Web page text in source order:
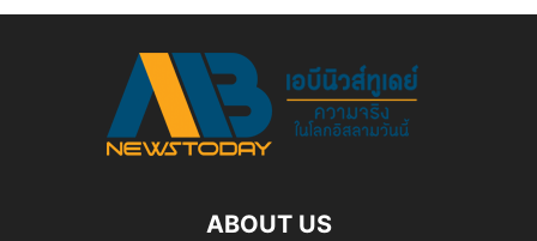
ABOUT US